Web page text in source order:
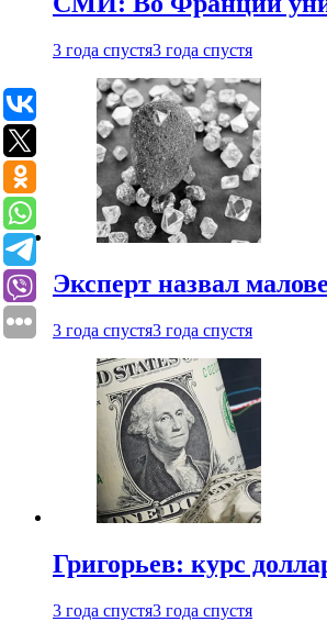
3 года спустя3 года спустя
Эксперт назвал
3 года спустя3 года спустя
Григорьев: курс
3 года спустя3 года спустя